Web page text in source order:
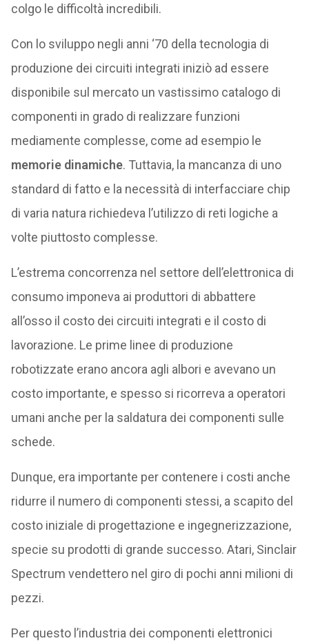
colgo le difficoltà incredibili.
Con lo sviluppo negli anni ‘70 della tecnologia di
produzione dei circuiti integrati iniziò ad essere
disponibile sul mercato un vastissimo catalogo di
componenti in grado di realizzare funzioni
mediamente complesse, come ad esempio le
memorie dinamiche. Tuttavia, la mancanza di uno
standard di fatto e la necessità di interfacciare chip
di varia natura richiedeva l’utilizzo di reti logiche a
volte piuttosto complesse.
L’estrema concorrenza nel settore dell’elettronica di
consumo imponeva ai produttori di abbattere
all’osso il costo dei circuiti integrati e il costo di
lavorazione. Le prime linee di produzione
robotizzate erano ancora agli albori e avevano un
costo importante, e spesso si ricorreva a operatori
umani anche per la saldatura dei componenti sulle
schede.
Dunque, era importante per contenere i costi anche
ridurre il numero di componenti stessi, a scapito del
costo iniziale di progettazione e ingegnerizzazione,
specie su prodotti di grande successo. Atari, Sinclair
Spectrum vendettero nel giro di pochi anni milioni di
pezzi.
Per questo l’industria dei componenti elettronici